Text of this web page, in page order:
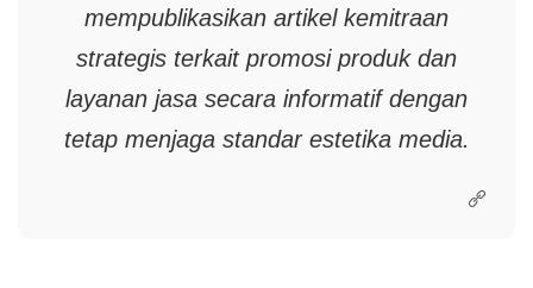
mempublikasikan artikel kemitraan
strategis terkait promosi produk dan
layanan jasa secara informatif dengan
tetap menjaga standar estetika media.